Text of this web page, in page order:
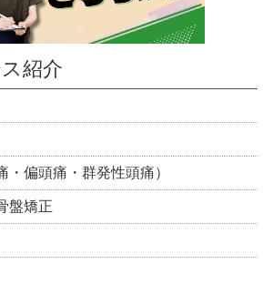
紹介
・偏頭痛・群発性頭痛）
盤矯正